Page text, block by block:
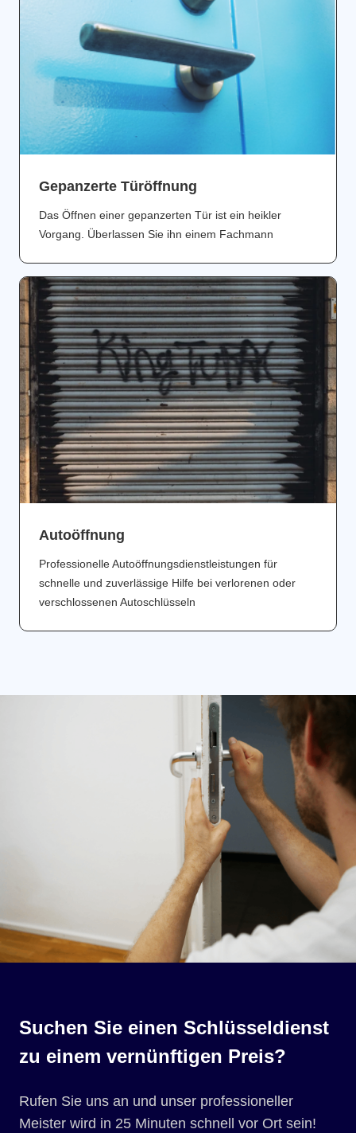
Gepanzerte Türöffnung
Das Öffnen einer gepanzerten Tür ist ein heikler
Vorgang. Überlassen Sie ihn einem Fachmann
Аutoöffnung
Professionelle Autoöffnungsdienstleistungen für
schnelle und zuverlässige Hilfe bei verlorenen oder
verschlossenen Autoschlüsseln
Suchen Sie einen Schlüsseldienst
zu einem vernünftigen Preis?
Rufen Sie uns an und unser professioneller
Meister wird in 25 Minuten schnell vor Ort sein!